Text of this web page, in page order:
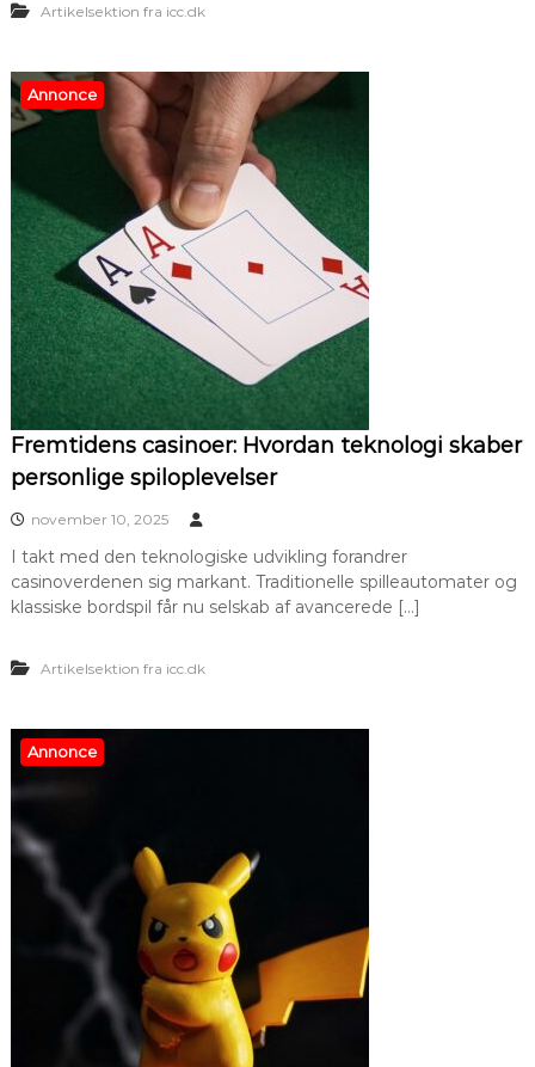
Artikelsektion fra icc.dk
Annonce
Fremtidens casinoer: Hvordan teknologi skaber
personlige spiloplevelser
november 10, 2025
I takt med den teknologiske udvikling forandrer
casinoverdenen sig markant. Traditionelle spilleautomater og
klassiske bordspil får nu selskab af avancerede […]
Artikelsektion fra icc.dk
Annonce